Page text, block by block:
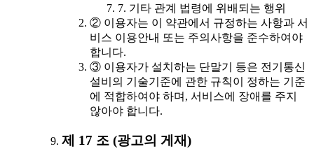
7. 기타 관계 법령에 위배되는 행위
② 이용자는 이 약관에서 규정하는 사항과 서
비스 이용안내 또는 주의사항을 준수하여야
합니다.
③ 이용자가 설치하는 단말기 등은 전기통신
설비의 기술기준에 관한 규칙이 정하는 기준
에 적합하여야 하며, 서비스에 장애를 주지
않아야 합니다.
제 17 조 (광고의 게재)